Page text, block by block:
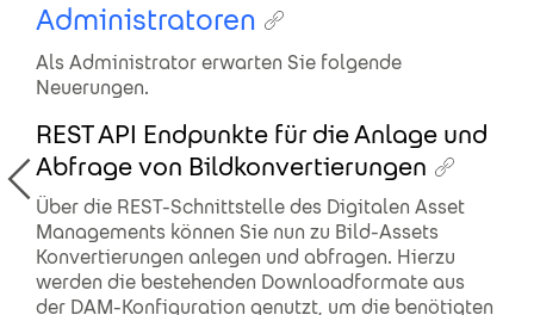
Administratoren
Als Administrator erwarten Sie folgende
Neuerungen.
REST API Endpunkte für die Anlage und
Abfrage von Bildkonvertierungen
Über die REST-Schnittstelle des Digitalen Asset
Managements können Sie nun zu Bild-Assets
Konvertierungen anlegen und abfragen. Hierzu
werden die bestehenden Downloadformate aus
der DAM-Konfiguration genutzt, um die benötigten